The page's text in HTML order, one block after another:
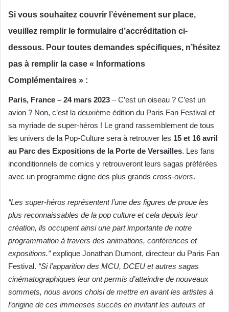
Si vous souhaitez couvrir l’événement sur place,
veuillez remplir le formulaire d’accréditation ci-
dessous. Pour toutes demandes spécifiques, n’hésitez
pas à remplir la case « Informations
Complémentaires » :
Paris, France – 24 mars 2023 – C’est un oiseau ? C’est un
avion ? Non, c’est la deuxième édition du Paris Fan Festival et
sa myriade de super-héros ! Le grand rassemblement de tous
les univers de la Pop-Culture sera à retrouver les 15 et 16 avril
au Parc des Expositions de la Porte de Versailles. Les fans
inconditionnels de comics y retrouveront leurs sagas préférées
avec un programme digne des plus grands cross-overs.
“Les super-héros représentent l’une des figures de proue les
plus reconnaissables de la pop culture et cela depuis leur
création, ils occupent ainsi une part importante de notre
programmation à travers des animations, conférences et
expositions.”explique Jonathan Dumont, directeur du Paris Fan
Festival. “Si l’apparition des MCU, DCEU et autres sagas
cinématographiques leur ont permis d’atteindre de nouveaux
sommets, nous avons choisi de mettre en avant les artistes à
l’origine de ces immenses succès en invitant les auteurs et